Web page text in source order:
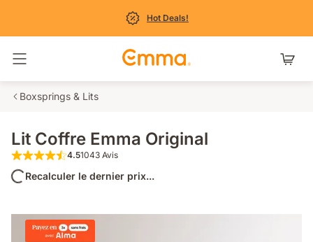
Hot Deals!
Basculer la navigation
Boxsprings & Lits
Lit Coffre Emma Original
4.5 étoiles sur 5 1043 Avis
4.51043 Avis
Recalculer le dernier prix...